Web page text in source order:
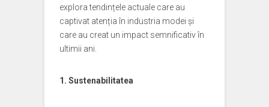
explora tendințele actuale care au
captivat atenția în industria modei și
care au creat un impact semnificativ în
ultimii ani.
1. Sustenabilitatea